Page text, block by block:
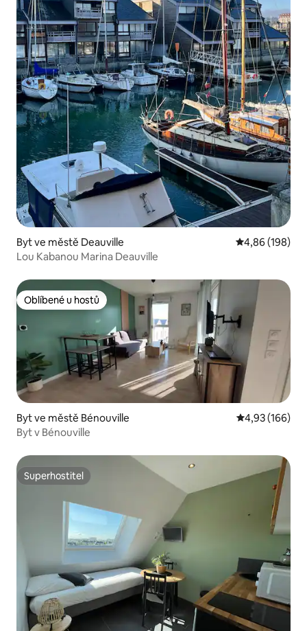
Byt ve městě Deauville Průměrné
4,86 (198)
Lou Kabanou Marina Deauville
Oblíbené u hostů
Oblíbené u hostů
Byt ve městě Bénouville Průměrné
4,93 (166)
Byt v Bénouville
Superhostitel
Superhostitel